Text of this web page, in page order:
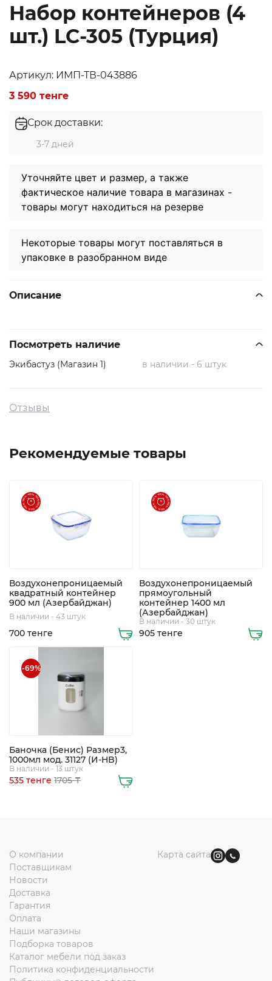
Экибастуз
+7
705
248
8
747
363
Набор контейнеров (4
шт.) LC-305 (Турция)
Артикул: ИМП-ТВ-043886
3 590 тенге
Срок доставки:
3-7 дней
Уточняйте цвет и размер, а также
фактическое наличие товара в магазинах -
товары могут находиться на резерве
Некоторые товары могут поставляться в
упаковке в разобранном виде
Описание
Посмотреть наличие
Экибастуз (Магазин 1) в наличии - 6 штук
Отзывы
Рекомендуемые товары
Воздухонепроницаемый
квадратный контейнер
900 мл (Азербайджан)
В наличии - 43 штук
700 тенге
Воздухонепроницаемый
прямоугольный
контейнер 1400 мл
(Азербайджан)
В наличии - 30 штук
905 тенге
-69%
Баночка (Бенис) Размер3,
1000мл мод. 31127 (И-HB)
В наличии - 13 штук
535 тенге 1705 ₸
О компании
Поставщикам
Новости
Доставка
Гарантия
Оплата
Наши магазины
Подборка товаров
Каталог мебели под заказ
Политика конфиденциальности
Карта сайта